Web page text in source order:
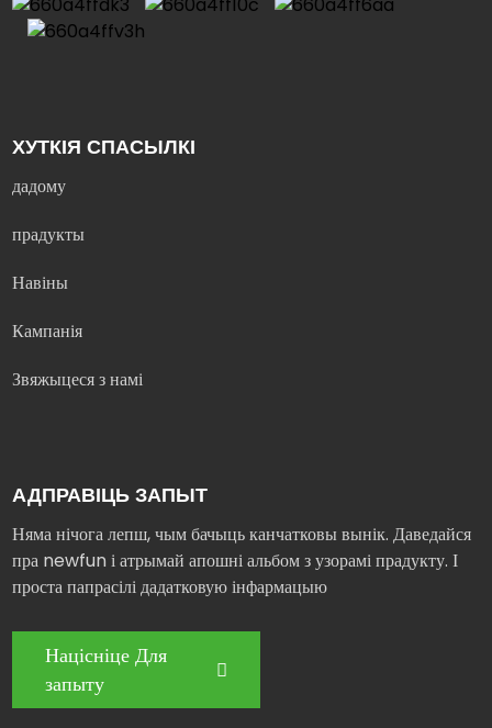
ХУТКІЯ СПАСЫЛКІ
дадому
прадукты
Навіны
Кампанія
Звяжыцеся з намі
АДПРАВІЦЬ ЗАПЫТ
Няма нічога лепш, чым бачыць канчатковы вынік. Даведайся
пра newfun і атрымай апошні альбом з узорамі прадукту. І
проста папрасілі дадатковую інфармацыю
Націсніце Для
запыту